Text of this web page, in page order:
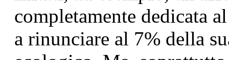
completamente dedicata
a rinunciare al 7% della